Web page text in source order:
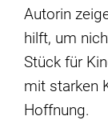
Autorin
hilft, um
Stück für
mit starken
Hoffnung.